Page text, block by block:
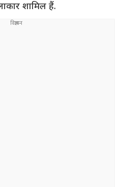
शामिल हैं.